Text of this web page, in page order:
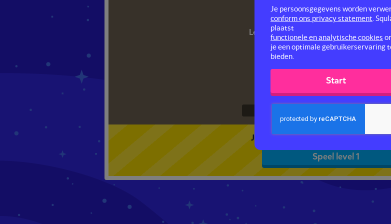
Leer meer over Anne, haar familie en
het Achterhuis.
Je kunt 5 gratis quizzen spelen. Speel
Speel level 1
Je persoonsgegevens worden
conform ons privacy statement .
plaatst
functionele en analytische cookies
je een optimale gebruikerservaring
bieden.
Start